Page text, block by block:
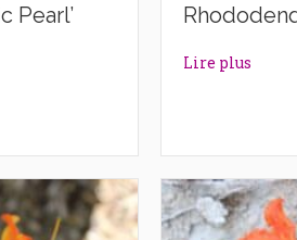
Pearl’
Lire plus